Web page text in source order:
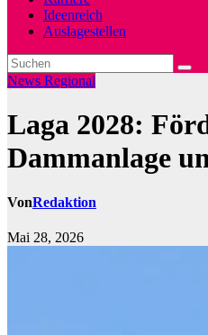
Ideenreich
Auslagestellen
News Regional
Laga 2028:
Dammanlage
VonRedaktion
Mai 28, 2026